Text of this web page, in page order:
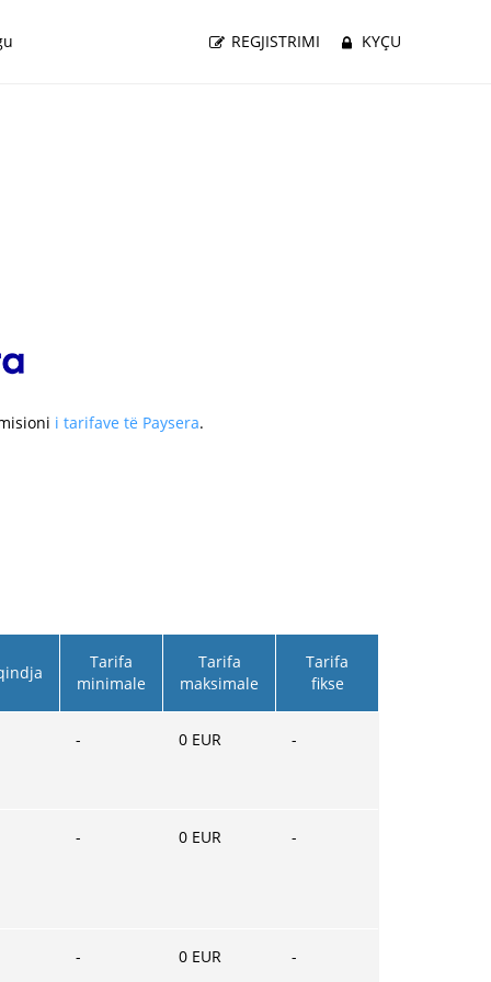
REGJISTRIMI KYÇU
i tarifave të Paysera.
Tarifa
minimale
Tarifa
maksimale
Tarifa
fikse
- 0 EUR -
- 0 EUR -
- 0 EUR -